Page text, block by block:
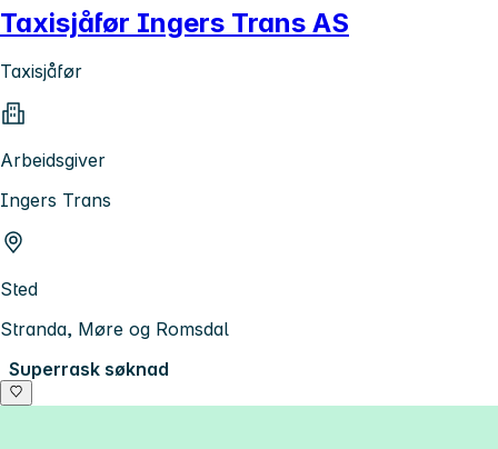
Taxisjåfør Ingers Trans AS
Taxisjåfør
Arbeidsgiver
Ingers Trans
Sted
Stranda, Møre og Romsdal
Superrask søknad